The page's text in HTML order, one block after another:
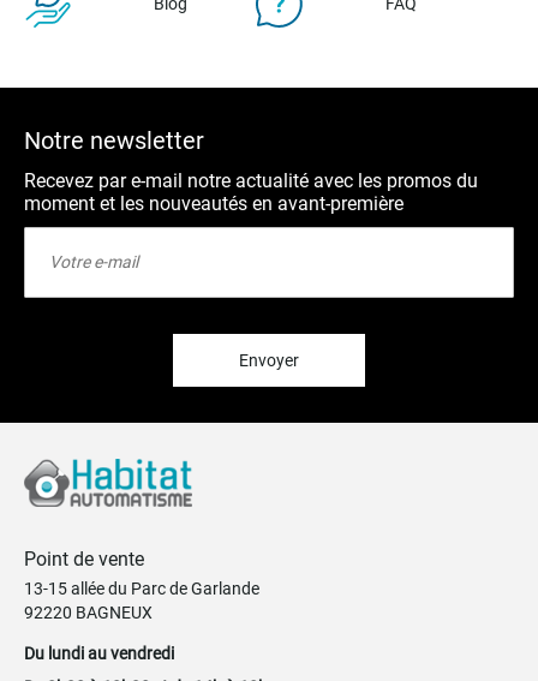
Notre newsletter
Recevez par e-mail notre actualité avec les promos du
moment et les nouveautés en avant-première
Envoyer
Point de vente
13-15 allée du Parc de Garlande
92220 BAGNEUX
Du lundi au vendredi